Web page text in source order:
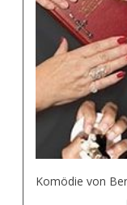
Komödie von